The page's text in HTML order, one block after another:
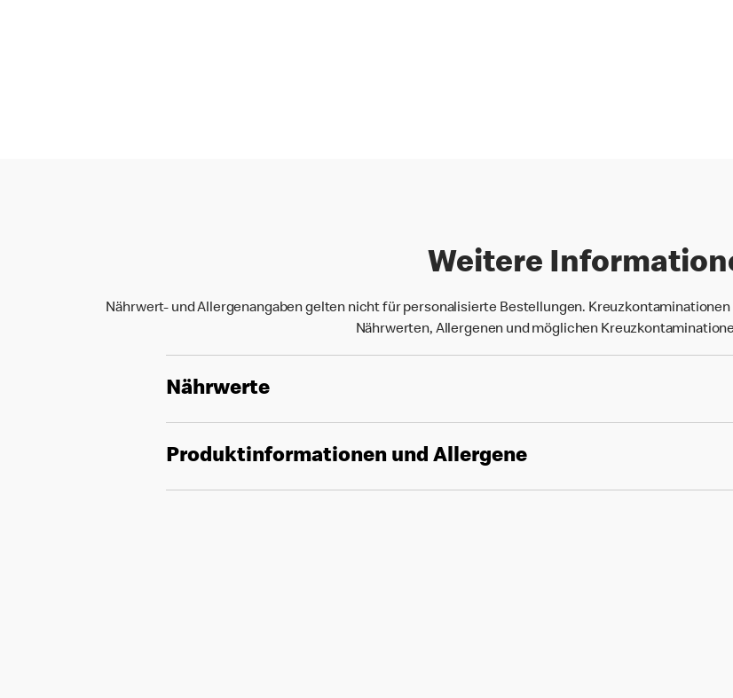
Weitere
Nährwert- und Allergenangaben gelten nicht für personalisierte Bestellungen.
Nährwerten, Allergenen und möglichen
Nährwerte
Produktinformationen und Allergene